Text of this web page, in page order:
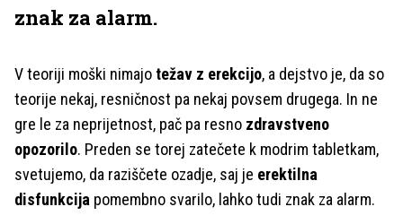
znak za alarm.
V teoriji moški nimajotežav z erekcijo, a dejstvo je, da so
teorije nekaj, resničnost pa nekaj povsem drugega. In ne
gre le za neprijetnost, pač pa resno zdravstveno
opozorilo. Preden se torej zatečete k modrim tabletkam,
svetujemo, da raziščete ozadje, saj je erektilna
disfunkcija pomembno svarilo, lahko tudi znak za alarm.